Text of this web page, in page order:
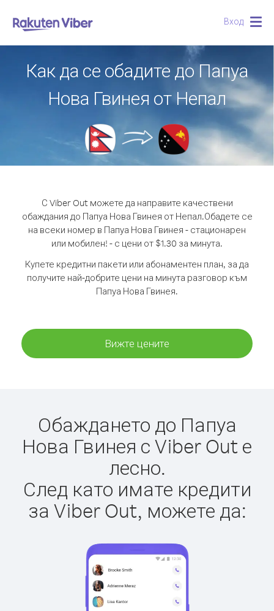
Вход
Как да се обадите до Папуа
Нова Гвинея от Непал
С Viber Out можете да направите качествени
обаждания до Папуа Нова Гвинея от Непал.Обадете се
на всеки номер в Папуа Нова Гвинея - стационарен
или мобилен! - с цени от $1.30 за минута.
Купете кредитни пакети или абонаментен план, за да
получите най-добрите цени на минута разговор към
Папуа Нова Гвинея.
Вижте цените
Обаждането до Папуа
Нова Гвинея с Viber Out е
лесно.
След като имате кредити
за Viber Out, можете да: